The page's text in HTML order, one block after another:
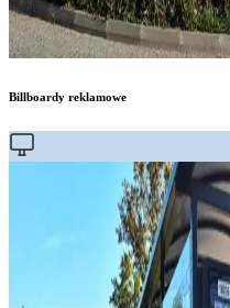
Billboardy reklamowe